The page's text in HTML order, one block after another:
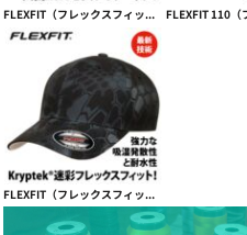
FLEXFIT（フレックスフィット）売上NO.1モデル WOOLY COMBED CAP – 2-TONE【本体価格(税抜)￥2,990】
FLEXFIT（フレックスフィット） KRYPTEK® CAP【本体価格(税抜)￥4,290】